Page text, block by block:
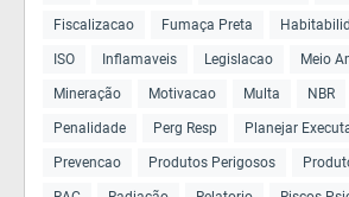
Fiscalizacao Fumaça Preta
ISO Inflamaveis Legislacao Meio
Mineração Motivacao Multa NBR
Penalidade Perg Resp Planejar
Prevencao Produtos Perigosos